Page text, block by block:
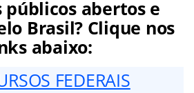
públicos abertos e
Brasil? Clique nos
abaixo:
FEDERAIS